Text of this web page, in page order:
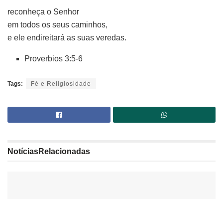
reconheça o Senhor
em todos os seus caminhos,
e ele endireitará as suas veredas.
Proverbios 3:5-6
Tags: Fé e Religiosidade
NotíciasRelacionadas